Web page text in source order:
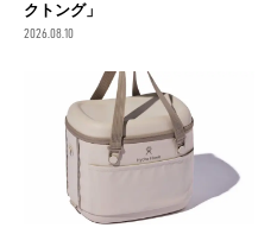
クトング」
2026.08.10